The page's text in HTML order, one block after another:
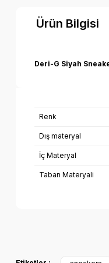
Ürün Bilgisi
Deri-G Siyah
Renk
Dış materyal
İç Materyal
Taban Materyali